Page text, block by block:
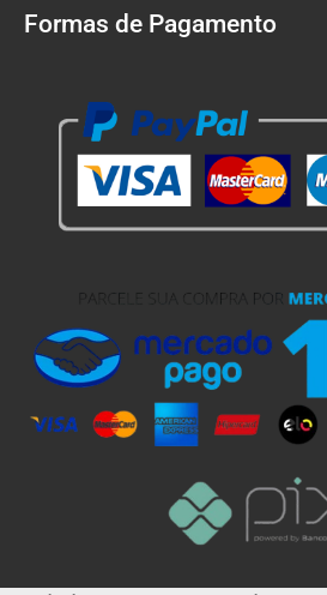
Formas de Pagamento